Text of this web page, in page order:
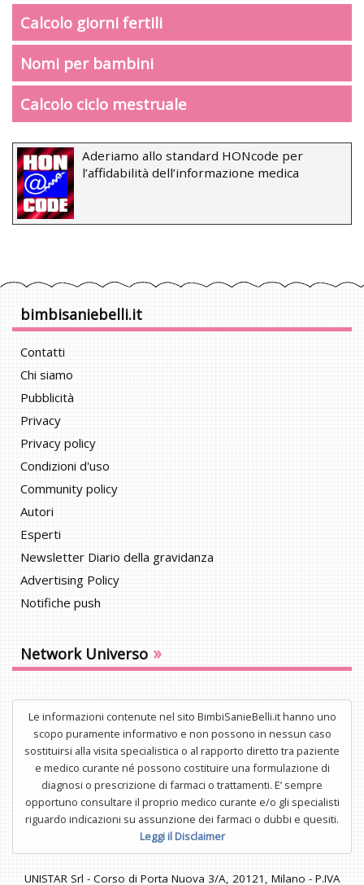
Calcolo giorni fertili
Nomi per bambini
Calcolo ciclo mestruale
Aderiamo allo standard HONcode per
l’affidabilità dell’informazione medica
bimbisaniebelli.it
Contatti
Chi siamo
Pubblicità
Privacy
Privacy policy
Condizioni d'uso
Community policy
Autori
Esperti
Newsletter Diario della gravidanza
Advertising Policy
Notifiche push
Network Universo »
Le informazioni contenute nel sito BimbiSanieBelli.it hanno uno
scopo puramente informativo e non possono in nessun caso
sostituirsi alla visita specialistica o al rapporto diretto tra paziente
e medico curante né possono costituire una formulazione di
diagnosi o prescrizione di farmaci o trattamenti. E’ sempre
opportuno consultare il proprio medico curante e/o gli specialisti
riguardo indicazioni su assunzione dei farmaci o dubbi e quesiti.
Leggi il Disclaimer
UNISTAR Srl - Corso di Porta Nuova 3/A, 20121, Milano - P.IVA